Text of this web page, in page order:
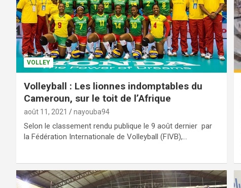
VOLLEY
Volleyball : Les lionnes indomptables du
Cameroun, sur le toit de l’Afrique
août 11, 2021 nayouba94
Selon le classement rendu publique le 9 août dernier par
la Fédération Internationale de Volleyball (FIVB),…